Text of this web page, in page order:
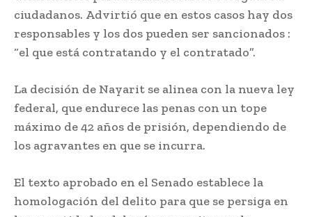
ciudadanos. Advirtió que en estos casos hay dos
responsables y los dos pueden ser sancionados :
“el que está contratando y el contratado”.
La decisión de Nayarit se alinea con la nueva ley
federal, que endurece las penas con un tope
máximo de 42 años de prisión, dependiendo de
los agravantes en que se incurra.
El texto aprobado en el Senado establece la
homologación del delito para que se persiga en